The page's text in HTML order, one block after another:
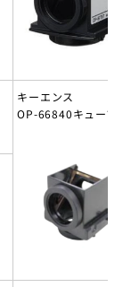
キーエンス
OP-66840キューブ付